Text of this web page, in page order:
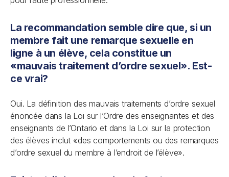
La recommandation semble dire que, si un
membre fait une remarque sexuelle en
ligne à un élève, cela constitue un
«mauvais traitement d’ordre sexuel». Est-
ce vrai?
Oui. La définition des mauvais traitements d’ordre sexuel
énoncée dans la Loi sur l’Ordre des enseignantes et des
enseignants de l’Ontario et dans la Loi sur la protection
des élèves inclut «des comportements ou des remarques
d’ordre sexuel du membre à l’endroit de l’élève».